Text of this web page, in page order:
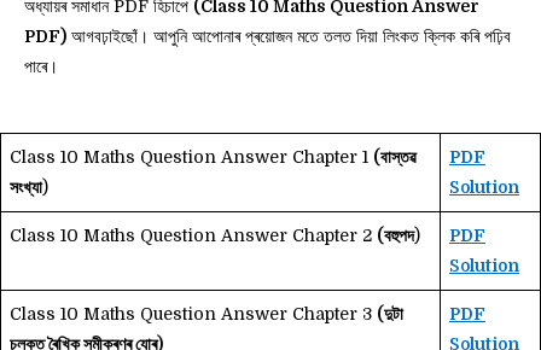
অধ্যায়ৰ সমাধান PDF হিচাপে (Class 10 Maths Question Answer
PDF) আগবঢ়াইছোঁ। আপুনি আপোনাৰ প্ৰয়োজন মতে তলত দিয়া লিংকত ক্লিক কৰি পঢ়িব
পাৰে।
Class 10 Maths Question Answer Chapter 1 (বাস্তৱ
সংখ্যা)
PDF
Solution
Class 10 Maths Question Answer Chapter 2 (বহুপদ)
PDF
Solution
Class 10 Maths Question Answer Chapter 3 (দুটা
চলকত ৰৈখিক সমীকৰণৰ যোৰ)
PDF
Solution